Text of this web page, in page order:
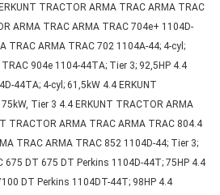
TRACTOR ARMA TRAC ARMA TRAC
ARMA TRAC ARMA TRAC 704e+ 1104D-
TRAC ARMA TRAC 702 1104A-44; 4-cyl;
904e 1104-44TA; Tier 3; 92,5HP 4.4
44TA; 4-cyl; 61,5kW 4.4 ERKUNT
Tier 3 4.4 ERKUNT TRACTOR ARMA
TRACTOR ARMA TRAC ARMA TRAC 804.4
TRAC ARMA TRAC 852 1104D-44; Tier 3;
675 DT 675 DT Perkins 1104D-44T; 75HP 4.4
DT Perkins 1104DT-44T; 98HP 4.4